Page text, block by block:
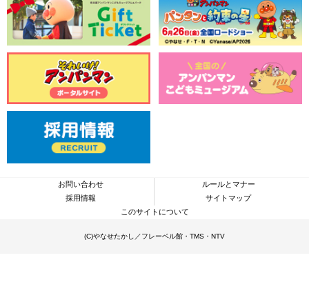
お問い合わせ
ルールとマナー
採用情報
サイトマップ
このサイトについて
(C)やなせたかし／フレーベル館・TMS・NTV